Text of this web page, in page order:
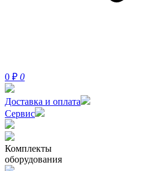
0 ₽ 0
Доставка и оплата
Сервис
Комплекты
оборудования